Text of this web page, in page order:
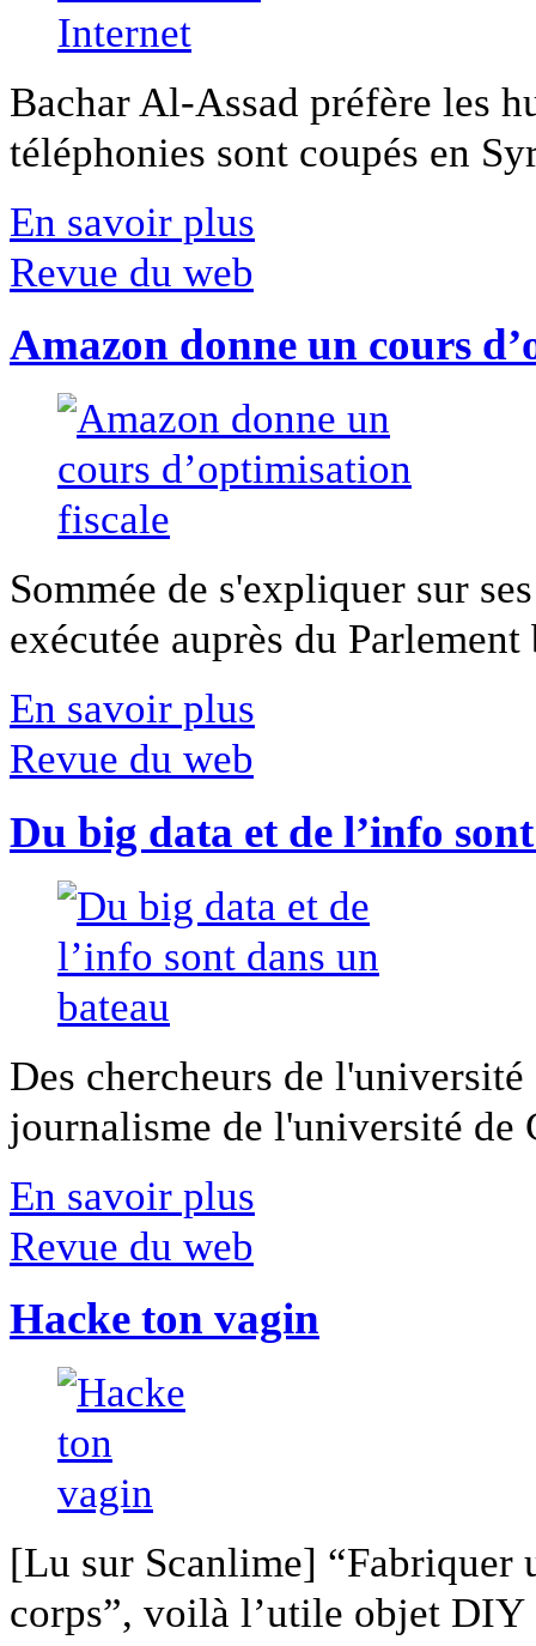
Bachar Al-Assad préfère les
téléphonies sont coupés en
En savoir plus
Revue du web
Amazon donne un cours
Sommée de s'expliquer sur
exécutée auprès du
En savoir plus
Revue du web
Du big data et de l’info
Des chercheurs de
journalisme de l'université
En savoir plus
Revue du web
Hacke ton vagin
[Lu sur Scanlime] “Fabriquer
corps”, voilà l’utile objet